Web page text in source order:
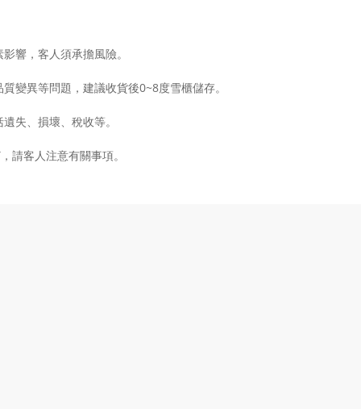
響，客人須承擔風險。
變異等問題，建議收貨後0~8度雪櫃儲存。
失、損壞、稅收等。
請客人注意有關事項。